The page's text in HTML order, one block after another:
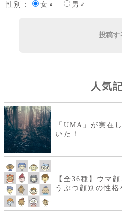
性別：
女♀ 男♂
投稿す
人気
「UMA」が実在
いた！
【全36種】ウマ
うぶつ顔別の性格